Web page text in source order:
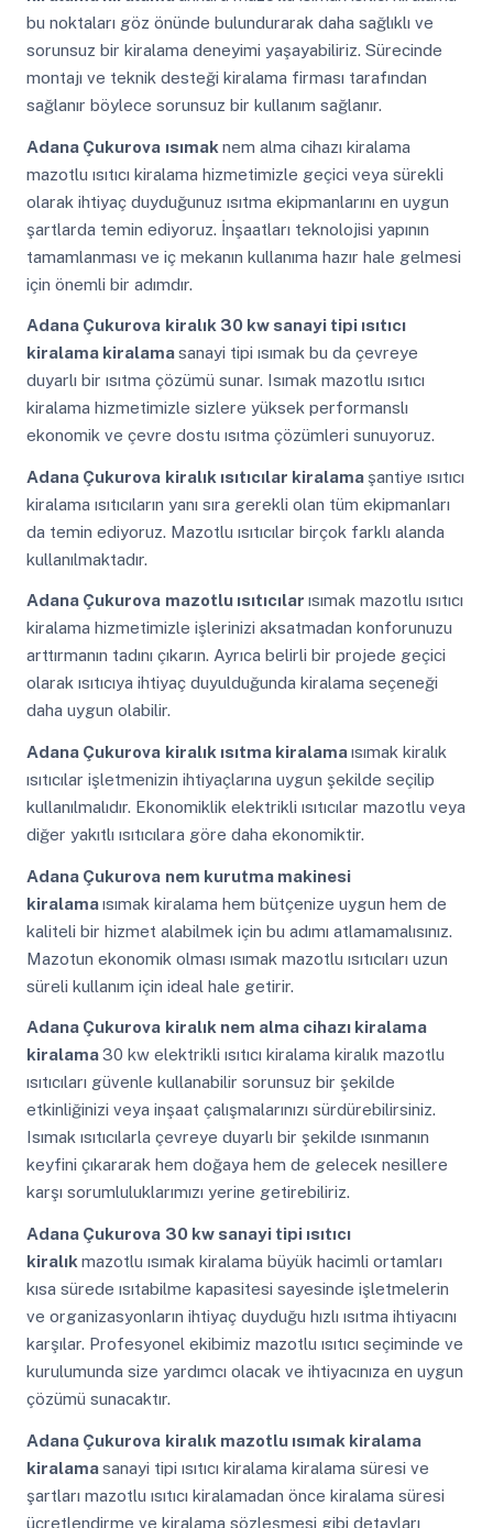
bu noktaları göz önünde bulundurarak daha sağlıklı ve
sorunsuz bir kiralama deneyimi yaşayabiliriz. Sürecinde
montajı ve teknik desteği kiralama firması tarafından
sağlanır böylece sorunsuz bir kullanım sağlanır.
Adana Çukurova ısımak nem alma cihazı kiralama
mazotlu ısıtıcı kiralama hizmetimizle geçici veya sürekli
olarak ihtiyaç duyduğunuz ısıtma ekipmanlarını en uygun
şartlarda temin ediyoruz. İnşaatları teknolojisi yapının
tamamlanması ve iç mekanın kullanıma hazır hale gelmesi
için önemli bir adımdır.
Adana Çukurova kiralık 30 kw sanayi tipi ısıtıcı
kiralama kiralamasanayi tipi ısımak bu da çevreye
duyarlı bir ısıtma çözümü sunar. Isımak mazotlu ısıtıcı
kiralama hizmetimizle sizlere yüksek performanslı
ekonomik ve çevre dostu ısıtma çözümleri sunuyoruz.
Adana Çukurova kiralık ısıtıcılar kiralama şantiye ısıtıcı
kiralama ısıtıcıların yanı sıra gerekli olan tüm ekipmanları
da temin ediyoruz. Mazotlu ısıtıcılar birçok farklı alanda
kullanılmaktadır.
Adana Çukurova mazotlu ısıtıcılar ısımak mazotlu ısıtıcı
kiralama hizmetimizle işlerinizi aksatmadan konforunuzu
arttırmanın tadını çıkarın. Ayrıca belirli bir projede geçici
olarak ısıtıcıya ihtiyaç duyulduğunda kiralama seçeneği
daha uygun olabilir.
Adana Çukurova kiralık ısıtma kiralamaısımak kiralık
ısıtıcılar işletmenizin ihtiyaçlarına uygun şekilde seçilip
kullanılmalıdır. Ekonomiklik elektrikli ısıtıcılar mazotlu veya
diğer yakıtlı ısıtıcılara göre daha ekonomiktir.
Adana Çukurova nem kurutma makinesi
kiralamaısımak kiralama hem bütçenize uygun hem de
kaliteli bir hizmet alabilmek için bu adımı atlamamalısınız.
Mazotun ekonomik olması ısımak mazotlu ısıtıcıları uzun
süreli kullanım için ideal hale getirir.
Adana Çukurova kiralık nem alma cihazı kiralama
kiralama30 kw elektrikli ısıtıcı kiralama kiralık mazotlu
ısıtıcıları güvenle kullanabilir sorunsuz bir şekilde
etkinliğinizi veya inşaat çalışmalarınızı sürdürebilirsiniz.
Isımak ısıtıcılarla çevreye duyarlı bir şekilde ısınmanın
keyfini çıkararak hem doğaya hem de gelecek nesillere
karşı sorumluluklarımızı yerine getirebiliriz.
Adana Çukurova 30 kw sanayi tipi ısıtıcı
kiralık mazotlu ısımak kiralama büyük hacimli ortamları
kısa sürede ısıtabilme kapasitesi sayesinde işletmelerin
ve organizasyonların ihtiyaç duyduğu hızlı ısıtma ihtiyacını
karşılar. Profesyonel ekibimiz mazotlu ısıtıcı seçiminde ve
kurulumunda size yardımcı olacak ve ihtiyacınıza en uygun
çözümü sunacaktır.
Adana Çukurova kiralık mazotlu ısımak kiralama
kiralamasanayi tipi ısıtıcı kiralama kiralama süresi ve
şartları mazotlu ısıtıcı kiralamadan önce kiralama süresi
ücretlendirme ve kiralama sözleşmesi gibi detayları